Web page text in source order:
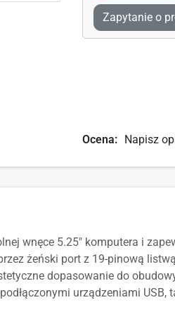
Zapytanie o
Ocena: Napisz
wnęce 5.25" komputera i
żeński port z 19-pinową
dopasowanie do
urządzeniami